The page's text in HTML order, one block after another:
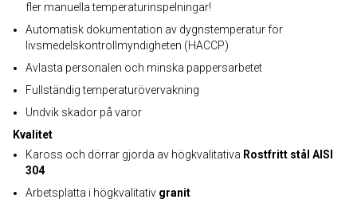
fler manuella temperaturinspelningar!
Automatisk dokumentation av dygnstemperatur för
livsmedelskontrollmyndigheten (HACCP)
Avlasta personalen och minska pappersarbetet
Fullständig temperaturövervakning
Undvik skador på varor
Kvalitet
Kaross och dörrar gjorda av högkvalitativa Rostfritt stål AISI
304
Arbetsplatta i högkvalitativ granit